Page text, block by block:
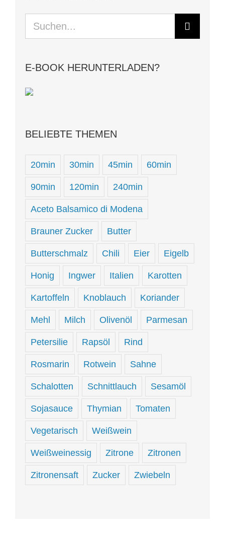
Suche
nach:
E-BOOK HERUNTERLADEN?
BELIEBTE THEMEN
20min 30min 45min 60min
90min 120min 240min
Aceto Balsamico di Modena
Brauner Zucker Butter
Butterschmalz Chili Eier Eigelb
Honig Ingwer Italien Karotten
Kartoffeln Knoblauch Koriander
Mehl Milch Olivenöl Parmesan
Petersilie Rapsöl Rind
Rosmarin Rotwein Sahne
Schalotten Schnittlauch Sesamöl
Sojasauce Thymian Tomaten
Vegetarisch Weißwein
Weißweinessig Zitrone Zitronen
Zitronensaft Zucker Zwiebeln